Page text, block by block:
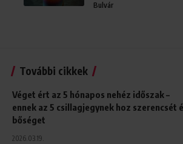
Bulvár
További cikkek
Véget ért az 5 hónapos nehéz időszak –
ennek az 5 csillagjegynek hoz szerencsét
bőséget
2026.03.19.